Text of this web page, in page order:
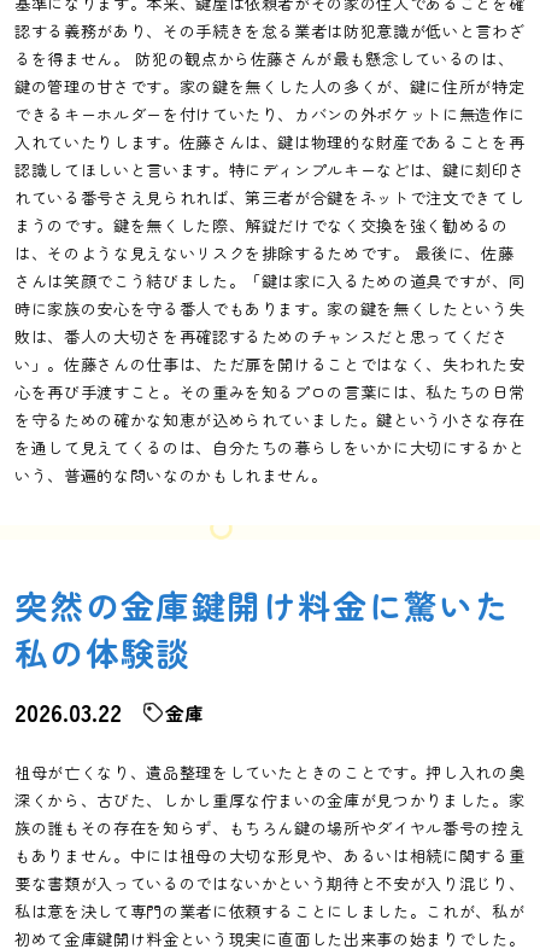
認する義務があり、その手続きを怠る業者は防犯意識が低いと言わざ
るを得ません。 防犯の観点から佐藤さんが最も懸念しているのは、
鍵の管理の甘さです。家の鍵を無くした人の多くが、鍵に住所が特定
できるキーホルダーを付けていたり、カバンの外ポケットに無造作に
入れていたりします。佐藤さんは、鍵は物理的な財産であることを再
認識してほしいと言います。特にディンプルキーなどは、鍵に刻印さ
れている番号さえ見られれば、第三者が合鍵をネットで注文できてし
まうのです。鍵を無くした際、解錠だけでなく交換を強く勧めるの
は、そのような見えないリスクを排除するためです。 最後に、佐藤
さんは笑顔でこう結びました。「鍵は家に入るための道具ですが、同
時に家族の安心を守る番人でもあります。家の鍵を無くしたという失
敗は、番人の大切さを再確認するためのチャンスだと思ってくださ
い」。佐藤さんの仕事は、ただ扉を開けることではなく、失われた安
心を再び手渡すこと。その重みを知るプロの言葉には、私たちの日常
を守るための確かな知恵が込められていました。鍵という小さな存在
を通して見えてくるのは、自分たちの暮らしをいかに大切にするかと
いう、普遍的な問いなのかもしれません。
突然の金庫鍵開け料金に驚いた
私の体験談
2026.03.22 金庫
祖母が亡くなり、遺品整理をしていたときのことです。押し入れの奥
深くから、古びた、しかし重厚な佇まいの金庫が見つかりました。家
族の誰もその存在を知らず、もちろん鍵の場所やダイヤル番号の控え
もありません。中には祖母の大切な形見や、あるいは相続に関する重
要な書類が入っているのではないかという期待と不安が入り混じり、
私は意を決して専門の業者に依頼することにしました。これが、私が
初めて金庫鍵開け料金という現実に直面した出来事の始まりでした。